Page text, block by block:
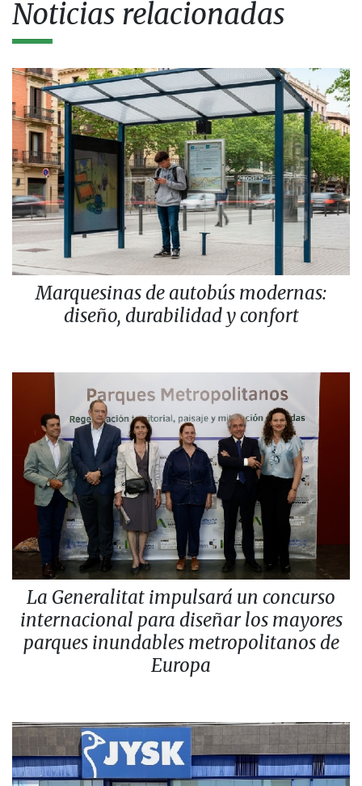
Noticias relacionadas
Marquesinas de autobús modernas:
diseño, durabilidad y confort
La Generalitat impulsará un concurso
internacional para diseñar los mayores
parques inundables metropolitanos de
Europa